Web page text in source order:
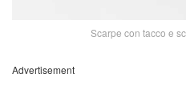
Scarpe con tacco e
Advertisement